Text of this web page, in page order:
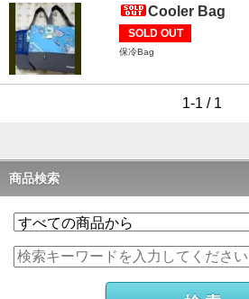
Cooler Bag
SOLD OUT
保冷Bag
1-1 / 1
商品検索